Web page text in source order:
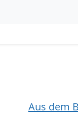
Aus dem